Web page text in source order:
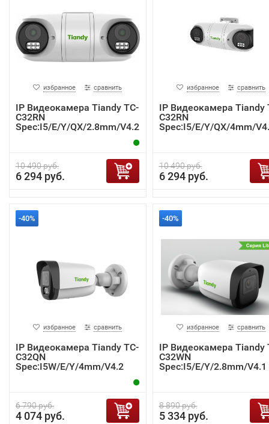
избранное сравнить
IP Видеокамера Tiandy TC-
C32RN
Spec:I5/E/Y/QX/2.8mm/V4.2
10 490 руб.
6 294 руб.
избранное сравнить
IP Видеокамера Tiandy
C32RN
Spec:I5/E/Y/QX/4mm/
10 490 руб.
6 294 руб.
-40%
избранное сравнить
IP Видеокамера Tiandy TC-
C32QN
Spec:I5W/E/Y/4mm/V4.2
6 790 руб.
4 074 руб.
-40%
избранное сравнить
IP Видеокамера Tiandy
C32WN
Spec:I5/E/Y/2.8mm/V4.1
8 890 руб.
5 334 руб.